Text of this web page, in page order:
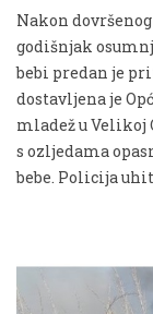
Nakon
godišnjak
bebi predan je
dostavljena je
mladež u Velikoj
s ozljedama
bebe. Policija